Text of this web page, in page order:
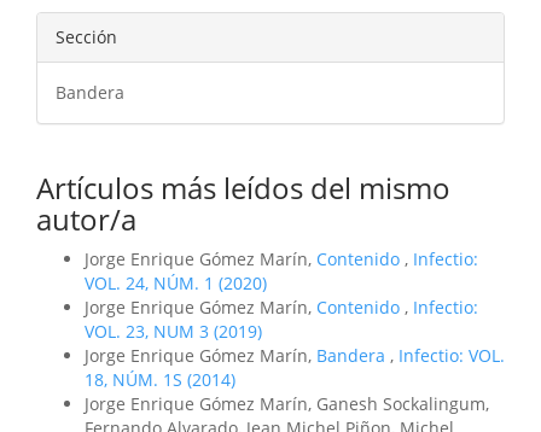
Sección
Bandera
Artículos más leídos del mismo
autor/a
Jorge Enrique Gómez Marín, Contenido , Infectio:
VOL. 24, NÚM. 1 (2020)
Jorge Enrique Gómez Marín, Contenido , Infectio:
VOL. 23, NUM 3 (2019)
Jorge Enrique Gómez Marín, Bandera , Infectio: VOL.
18, NÚM. 1S (2014)
Jorge Enrique Gómez Marín, Ganesh Sockalingum,
Fernando Alvarado, Jean Michel Piñon, Michel